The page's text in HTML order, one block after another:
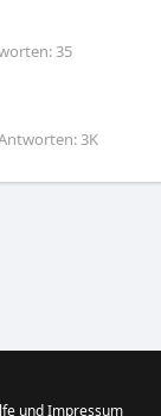
35
3K
und Impressum